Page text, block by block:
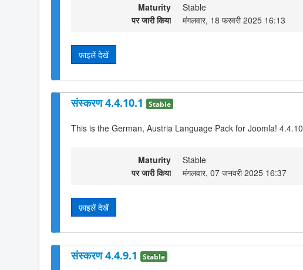
Maturity
Stable
पर जारी किया
मंगलवार, 18 फरवरी 2025 16:13
फ़ाइलें देखें
संस्करण 4.4.10.1 Stable
This is the German, Austria Language Pack for Joomla! 4.4.10
Maturity
Stable
पर जारी किया
मंगलवार, 07 जनवरी 2025 16:37
फ़ाइलें देखें
संस्करण 4.4.9.1 Stable